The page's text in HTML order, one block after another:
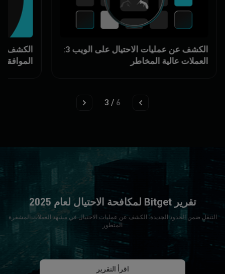
الكشف عن عمليات الاحتيال على الويب 3:
العملات عالية المخاطر
3 / 6
تقرير Bitget لمكافحة الاحتيال لعام 2025
التنقل ضمن الحدود الجديدة: الكشف عن عمليات الاحتيال في مشهد العملات المشفرة
المتطور
اقرأ التقرير